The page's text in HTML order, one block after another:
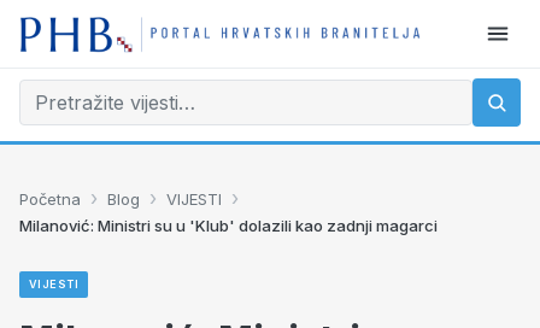
Početna › Blog › VIJESTI ›
Milanović: Ministri su u 'Klub' dolazili kao zadnji magarci
VIJESTI